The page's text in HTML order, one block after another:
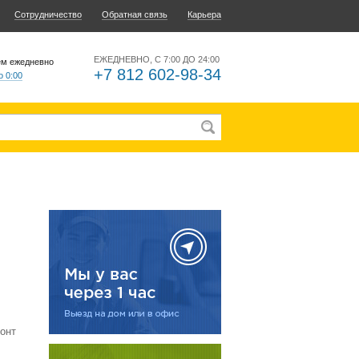
Сотрудничество Обратная связь Карьера
ЕЖЕДНЕВНО, С 7:00 ДО 24:00
+7 812 602-98-34
ежедневно
0:00